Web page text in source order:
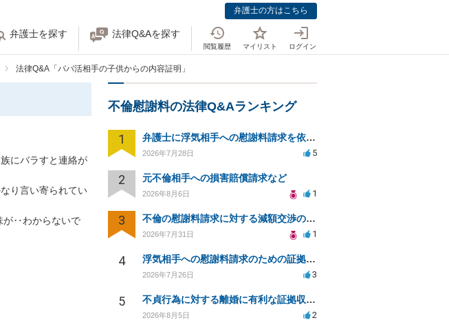
弁護士の方はこちら
弁護士を探す 法律Q&Aを探す
閲覧履歴 マイリスト ログイン
法律Q&A「パパ活相手の子供からの内容証明」
にバラすと連絡が
り言い寄られてい
が‥わからないで
不倫慰謝料の法律Q&Aランキング
1 弁護士に浮気相手への慰謝料請求を依頼する費用相場は？
2026年7月28日 5
2 元不倫相手への損害賠償請求など
2026年8月6日 1
3 不倫の慰謝料請求に対する減額交渉の可能性と対策
2026年7月31日 1
4 浮気相手への慰謝料請求のための証拠集めと探偵選び
2026年7月26日 3
5 不貞行為に対する離婚に有利な証拠収集方法と法的手続きについて
2026年8月5日 2